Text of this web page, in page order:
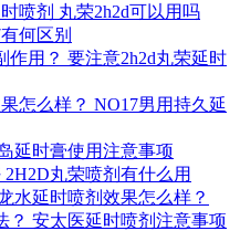
喷剂 丸荣2h2d可以用吗
何区别
作用？ 要注意2h2d丸荣延时
怎么样？ NO17男用持久延
延时膏使用注意事项
丸荣喷剂有什么用
水延时喷剂效果怎么样？
？ 安太医延时喷剂注意事项